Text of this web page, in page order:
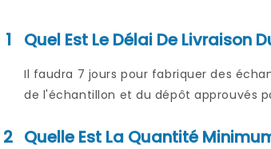
1 Quel Est Le Délai De Livraison
Il faudra 7 jours pour fabriquer des
de l'échantillon et du dépôt approuvés
2 Quelle Est La Quantité